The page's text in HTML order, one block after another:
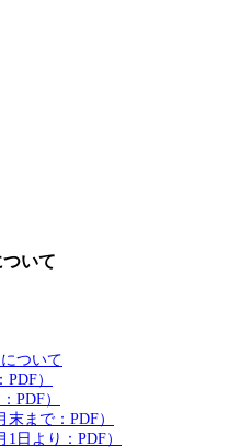
いて
ついて
）
PDF）
まで：PDF）
日より：PDF）